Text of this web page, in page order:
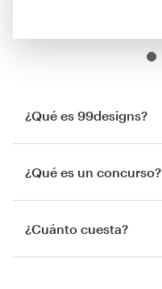
¿Qué es 99designs?
¿Qué es un concurso?
¿Cuánto cuesta?